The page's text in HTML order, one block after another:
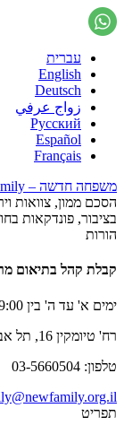
עברית
English
Deutsch
زواج عرفي
Русский
Español
Français
משפחה חדשה – New Family – הארגון לקידום זכויות המשפחה
הסכם ממון, צוואות
בציבור, פונדקאות
הורות
קבלת קהל בתיאום
ימים א' עד ה' בין 09:00 ל 17:00
רח' טיומקין 16, תל אביב
טלפון: 03-5660504
תפריט